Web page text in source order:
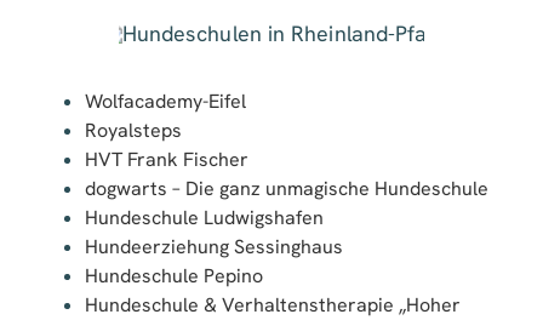
Wolfacademy-Eifel
Royalsteps
HVT Frank Fischer
dogwarts – Die ganz unmagische Hundeschule
Hundeschule Ludwigshafen
Hundeerziehung Sessinghaus
Hundeschule Pepino
Hundeschule & Verhaltenstherapie „Hoher